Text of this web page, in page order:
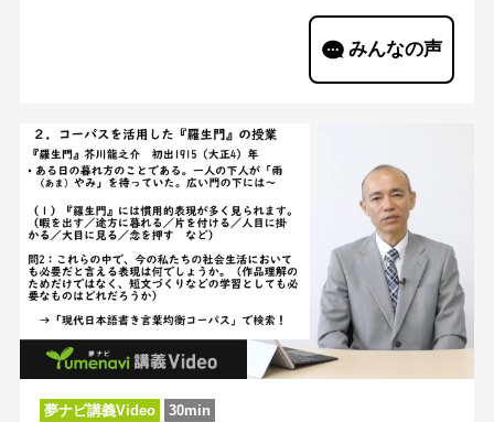
みんなの声
夢ナビ講義Video 30min